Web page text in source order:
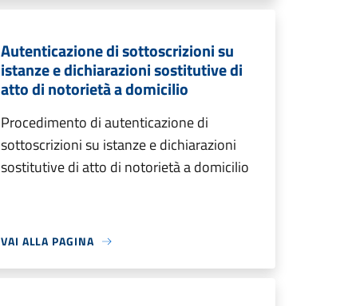
Autenticazione di sottoscrizioni su
istanze e dichiarazioni sostitutive di
atto di notorietà a domicilio
Procedimento di autenticazione di
sottoscrizioni su istanze e dichiarazioni
sostitutive di atto di notorietà a domicilio
VAI ALLA PAGINA